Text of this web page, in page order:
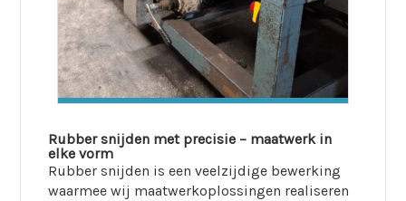
Rubber snijden met precisie – maatwerk in
elke vorm
Rubber snijden is een veelzijdige bewerking
waarmee wij maatwerkoplossingen realiseren